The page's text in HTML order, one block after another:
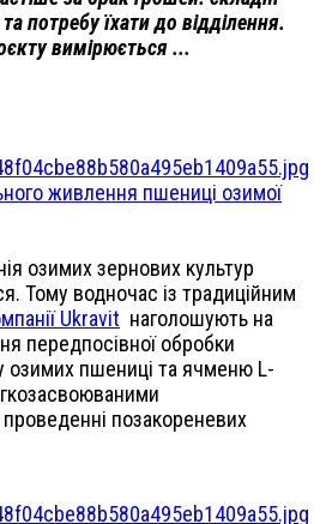
потребу їхати до відділення.
вимірюється ...
живлення пшениці озимої
озимих зернових культур
Тому водночас із традиційним
Ukravit наголошують на
передпосівної обробки
озимих пшениці та ячменю L-
позакореневих